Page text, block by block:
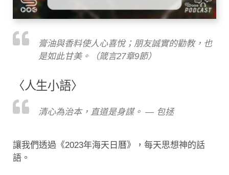
膏油與香料使人心喜悅；朋友誠實的勸教，也
是如此甘美。（箴言27章9節）
〈人生小語〉
清心為治本，直道是身謀。 — 包拯
讓我們透過《2023年海天日曆》，每天思想神的話
語。